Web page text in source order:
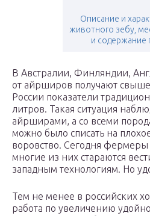
Описание и
животного зебу,
и содержание
В Австралии, Финляндии,
от айрширов получают
России показатели
литров. Такая ситуация
айрширами, а со всеми
можно было списать на
воровство. Сегодня фермеры
многие из них стараются
западным технологиям. Но
Тем не менее в российских
работа по увеличению